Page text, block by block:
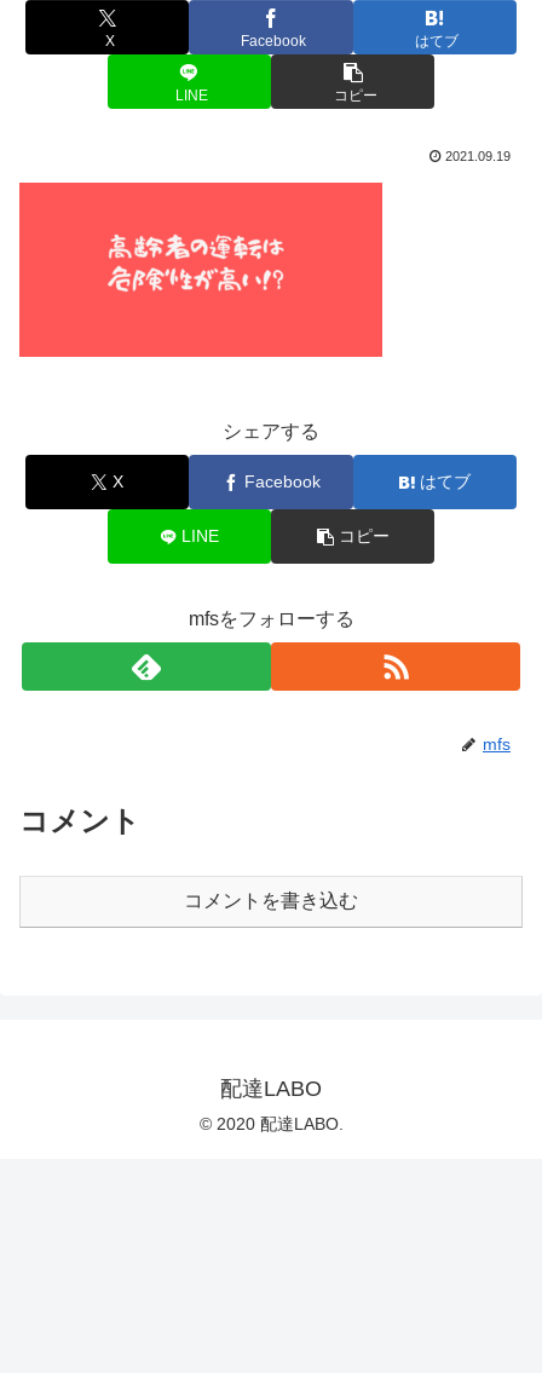
X Facebook はてブ
LINE コピー
2021.09.19
シェアする
X Facebook はてブ
LINE コピー
mfsをフォローする
mfs
コメント
コメントを書き込む
配達LABO
© 2020 配達LABO.